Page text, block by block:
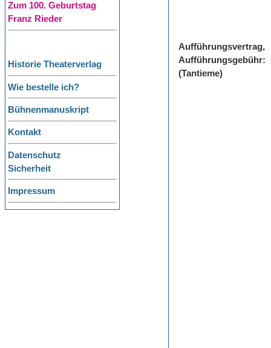
Zum 100. Geburtstag
Franz Rieder
Historie Theaterverlag
Wie bestelle ich?
Bühnenmanuskript
Kontakt
Datenschutz
Sicherheit
Impressum
Aufführungsvertrag,
Aufführungsgebühr:
(Tantieme)